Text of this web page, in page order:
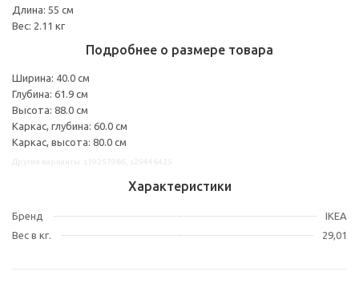
Длина: 55 см
Вес: 2.11 кг
Подробнее о размере товара
Ширина: 40.0 см
Глубина: 61.9 см
Высота: 88.0 см
Каркас, глубина: 60.0 см
Каркас, высота: 80.0 см
Характеристики
Бренд
IKEA
Вес в кг.
29,01